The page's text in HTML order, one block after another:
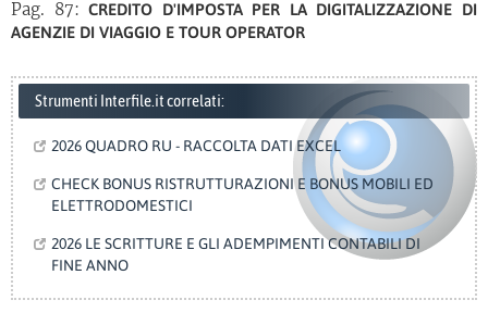
Pag. 87:CREDITO D'IMPOSTA PER LA DIGITALIZZAZIONE DI
AGENZIE DI VIAGGIO E TOUR OPERATOR
Strumenti Interfile.it correlati:
2026 QUADRO RU - RACCOLTA DATI EXCEL
CHECK BONUS RISTRUTTURAZIONI E BONUS MOBILI ED
ELETTRODOMESTICI
2026 LE SCRITTURE E GLI ADEMPIMENTI CONTABILI DI
FINE ANNO